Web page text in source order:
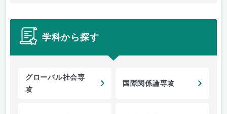
学科から探す
グローバル社会専
攻
国際関係論専攻